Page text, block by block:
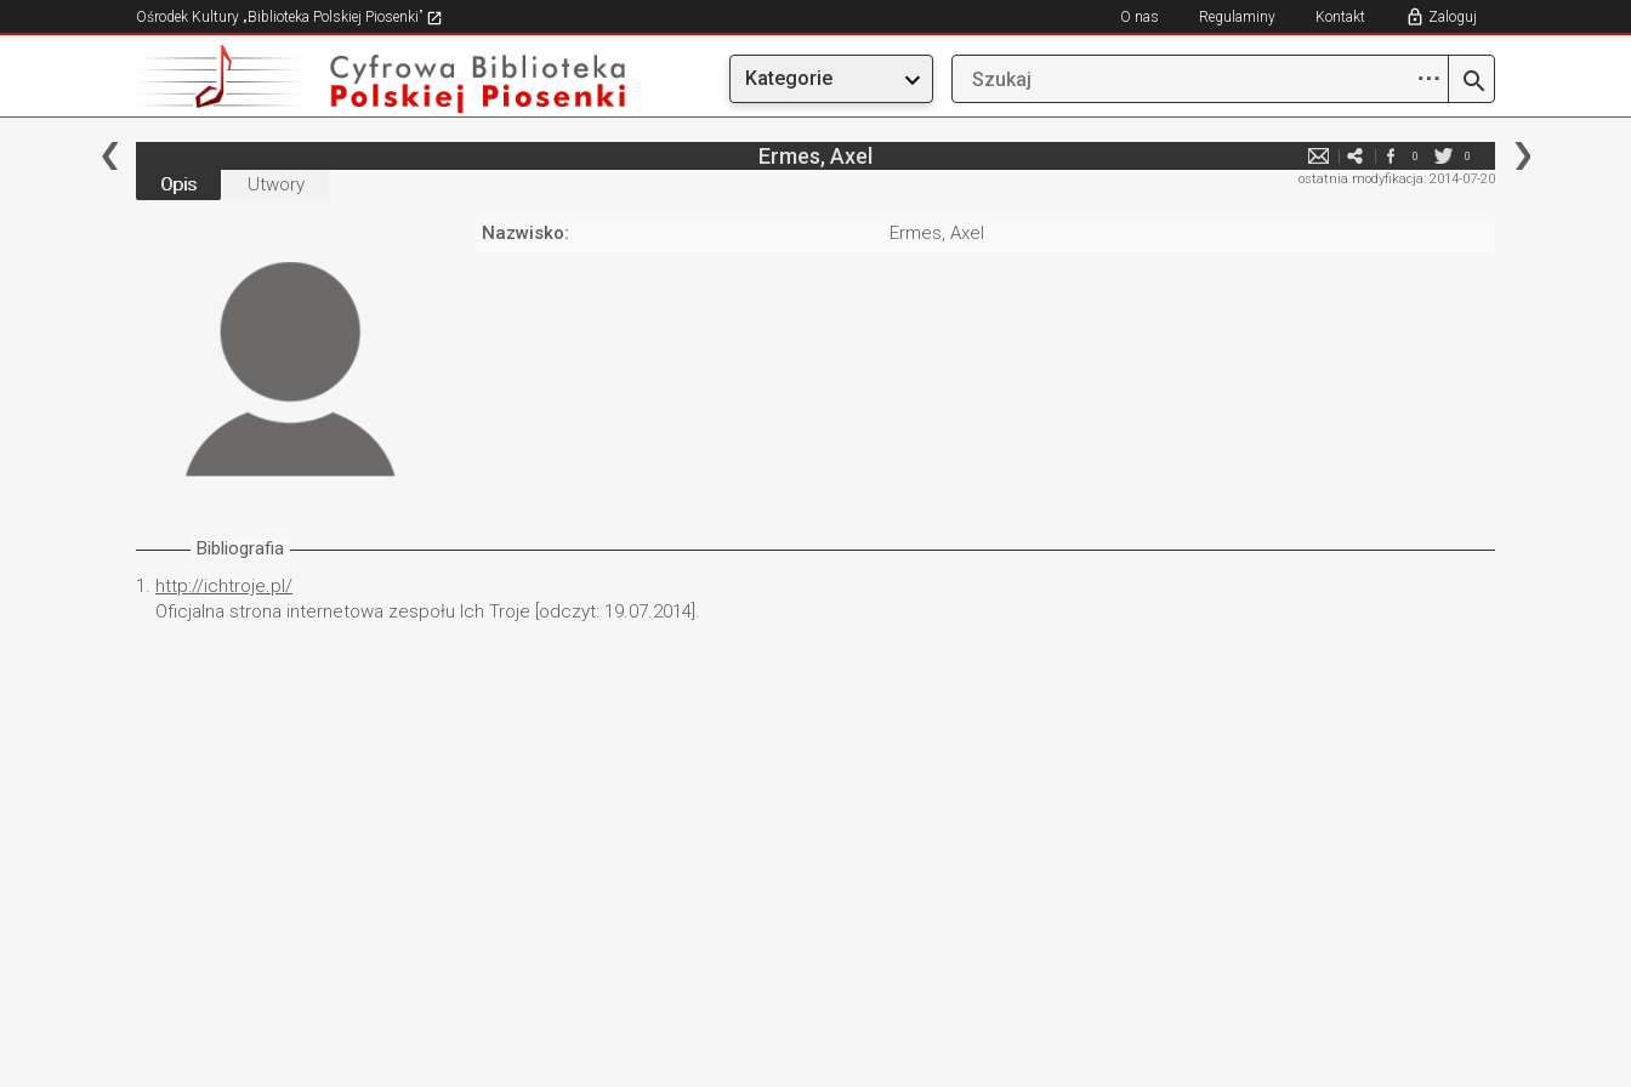
Ośrodek Kultury „Biblioteka Polskiej Piosenki” O nas Regulaminy Kontakt Zaloguj
Kategorie ⋯
Ermes, Axel 0 0
ostatnia modyfikacja: 2014-07-20
Opis Utwory
Nazwisko: Ermes, Axel
Bibliografia
1. http://ichtroje.pl/
Oficjalna strona internetowa zespołu Ich Troje [odczyt: 19.07.2014].